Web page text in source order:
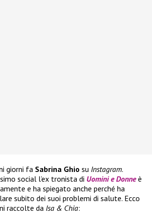
giorni fa Sabrina Ghio su Instagram.
social l’ex tronista di Uomini e Donneè
e ha spiegato anche perché ha
subito dei suoi problemi di salute. Ecco
raccolte da Isa & Chia: